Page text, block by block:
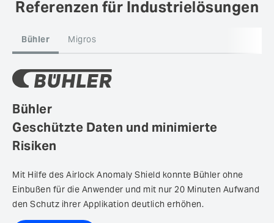
Referenzen für Industrielösungen
Bühler
Geschützte Daten und minimierte
Risiken
Mit Hilfe des Airlock Anomaly Shield konnte Bühler ohne
Einbußen für die Anwender und mit nur 20 Minuten Aufwand
den Schutz ihrer Applikation deutlich erhöhen.